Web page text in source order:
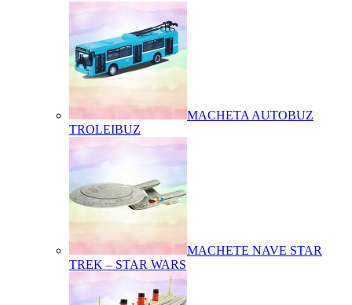
MACHETA AUTOBUZ
TROLEIBUZ
MACHETE NAVE STAR
TREK – STAR WARS